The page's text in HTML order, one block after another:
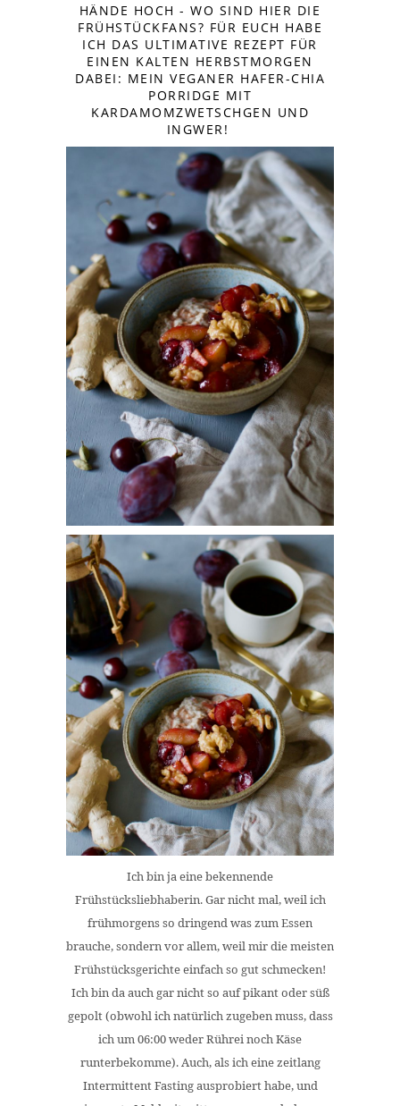
HÄNDE HOCH - WO SIND HIER DIE
FRÜHSTÜCKFANS? FÜR EUCH HABE
ICH DAS ULTIMATIVE REZEPT FÜR
EINEN KALTEN HERBSTMORGEN
DABEI: MEIN VEGANER HAFER-CHIA
PORRIDGE MIT
KARDAMOMZWETSCHGEN UND
INGWER!
Ich bin ja eine bekennende
Frühstücksliebhaberin. Gar nicht mal, weil ich
frühmorgens so dringend was zum Essen
brauche, sondern vor allem, weil mir die meisten
Frühstücksgerichte einfach so gut schmecken!
Ich bin da auch gar nicht so auf pikant oder süß
gepolt (obwohl ich natürlich zugeben muss, dass
ich um 06:00 weder Rührei noch Käse
runterbekomme). Auch, als ich eine zeitlang
Intermittent Fasting ausprobiert habe, und